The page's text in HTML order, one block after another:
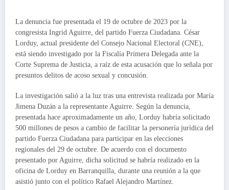
La denuncia fue presentada el 19 de octubre de 2023 por la
congresista Ingrid Aguirre, del partido Fuerza Ciudadana. César
Lorduy, actual presidente del Consejo Nacional Electoral (CNE),
está siendo investigado por la Fiscalía Primera Delegada ante la
Corte Suprema de Justicia, a raíz de esta acusación que lo señala por
presuntos delitos de acoso sexual y concusión.
La investigación salió a la luz tras una entrevista realizada por María
Jimena Duzán a la representante Aguirre. Según la denuncia,
presentada hace aproximadamente un año, Lorduy habría solicitado
500 millones de pesos a cambio de facilitar la personería jurídica del
partido Fuerza Ciudadana para participar en las elecciones
regionales del 29 de octubre. De acuerdo con el documento
presentado por Aguirre, dicha solicitud se habría realizado en la
oficina de Lorduy en Barranquilla, durante una reunión a la que
asistió junto con el político Rafael Alejandro Martínez.